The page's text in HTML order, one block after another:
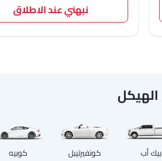
نبهني عند الاطلاق
بيك أب كونفيرتيبل كوبيه